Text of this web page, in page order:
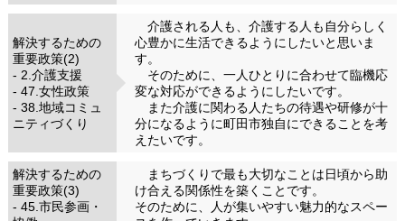
解決するための
重要政策(2)
- 2.介護支援
- 47.女性政策
- 38.地域コミュ
ニティづくり
介護される人も、介護する人も自分らしく
心豊かに生活できるようにしたいと思いま
す。
そのために、一人ひとりに合わせて臨機応
変な対応ができるようにしたいです。
また介護に関わる人たちの待遇や研修が十
分になるように町田市独自にできることを考
えたいです。
解決するための
重要政策(3)
- 45.市民参画・
まちづくりで最も大切なことは日頃から助
け合える関係性を築くことです。
そのために、人が集いやすい魅力的なスペー